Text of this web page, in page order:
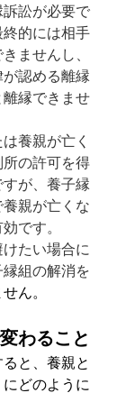
訟が必要で
的には相手
ませんし、
認める離縁
縁できませ
養親が亡く
の許可を得
が、養子縁
親が亡くな
です。
たい場合に
組の解消を
ん。
わること
と、養親と
どのように